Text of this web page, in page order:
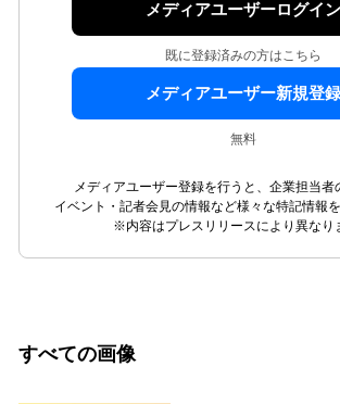
メディアユーザーログイン
既に登録済みの方はこちら
メディアユーザー新規登録
無料
メディアユーザー登録を行うと、企業担当者
イベント・記者会見の情報など様々な特記情報を
※内容はプレスリリースにより異なり
すべての画像